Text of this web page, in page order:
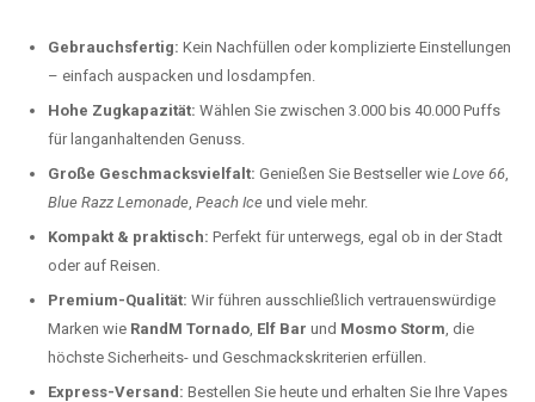
Gebrauchsfertig: Kein Nachfüllen oder komplizierte Einstellungen
– einfach auspacken und losdampfen.
Hohe Zugkapazität: Wählen Sie zwischen 3.000 bis 40.000 Puffs
für langanhaltenden Genuss.
Große Geschmacksvielfalt: Genießen Sie Bestseller wie Love 66,
Blue Razz Lemonade, Peach Ice und viele mehr.
Kompakt & praktisch: Perfekt für unterwegs, egal ob in der Stadt
oder auf Reisen.
Premium-Qualität: Wir führen ausschließlich vertrauenswürdige
Marken wie RandM Tornado, Elf Bar und Mosmo Storm, die
höchste Sicherheits- und Geschmackskriterien erfüllen.
Express-Versand: Bestellen Sie heute und erhalten Sie Ihre Vapes